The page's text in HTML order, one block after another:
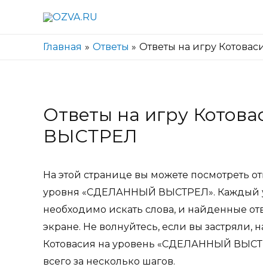
Главная Ответы Ответы на игру
Ответы на игру
ВЫСТРЕЛ
На этой странице вы можете посмотреть
уровня «СДЕЛАННЫЙ ВЫСТРЕЛ». Каждый
необходимо искать слова, и найденные
экране. Не волнуйтесь, если вы застряли,
Котовасия на уровень «СДЕЛАННЫЙ
всего за несколько шагов.